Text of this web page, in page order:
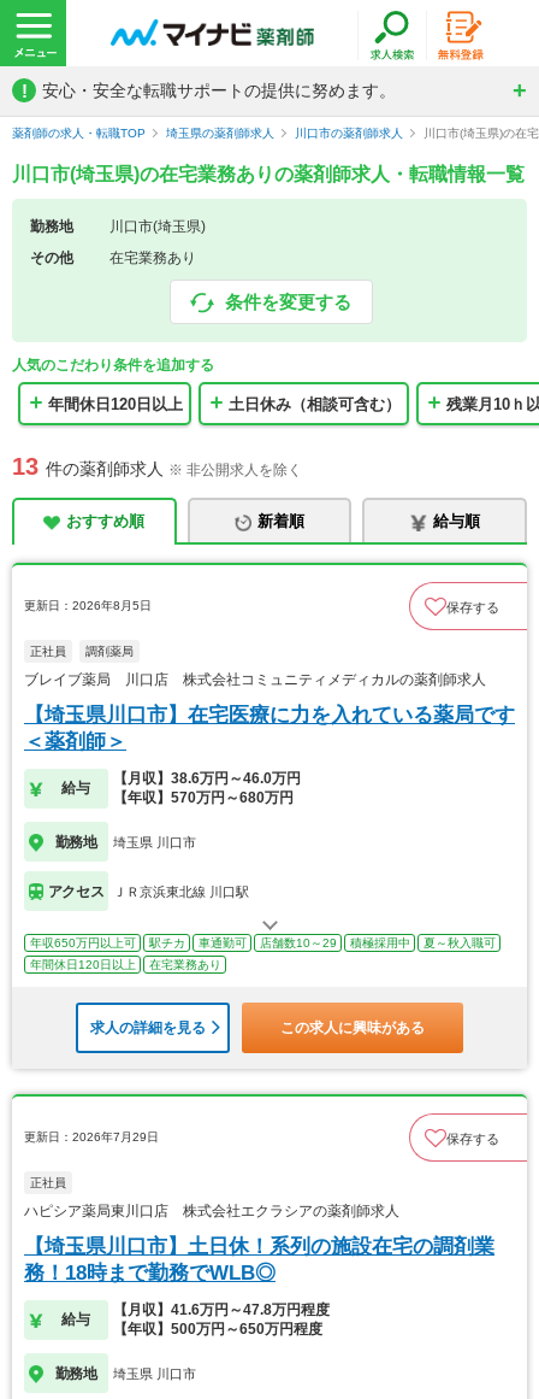
! 安心・安全な転職サポートの提供に努めます。
薬剤師の求人・転職TOP 埼玉県の薬剤師求人 川口市の薬剤師求人 川口市(埼玉県)の在
川口市(埼玉県)の在宅業務ありの薬剤師求人・転職情報一覧
勤務地
川口市(埼玉県)
その他
在宅業務あり
条件を変更する
人気のこだわり条件を追加する
年間休日120日以上 土日休み（相談可含む） 残業月10ｈ
13 件の薬剤師求人 ※ 非公開求人を除く
おすすめ順 新着順 給与順
更新日：2026年8月5日 保存する
正社員 調剤薬局
ブレイブ薬局 川口店 株式会社コミュニティメディカルの薬剤師求人
【埼玉県川口市】在宅医療に力を入れている薬局です
＜薬剤師＞
給与
【月収】38.6万円～46.0万円
【年収】570万円～680万円
勤務地 埼玉県 川口市
アクセス ＪＲ京浜東北線 川口駅
年収650万円以上可 駅チカ 車通勤可 店舗数10～29 積極採用中
夏～秋入職可
年間休日120日以上
在宅業務あり
求人の詳細を見る この求人に興味がある
更新日：2026年7月29日 保存する
正社員
ハピシア薬局東川口店 株式会社エクラシアの薬剤師求人
【埼玉県川口市】土日休！系列の施設在宅の調剤業
務！18時まで勤務でWLB◎
給与
【月収】41.6万円～47.8万円程度
【年収】500万円～650万円程度
勤務地 埼玉県 川口市